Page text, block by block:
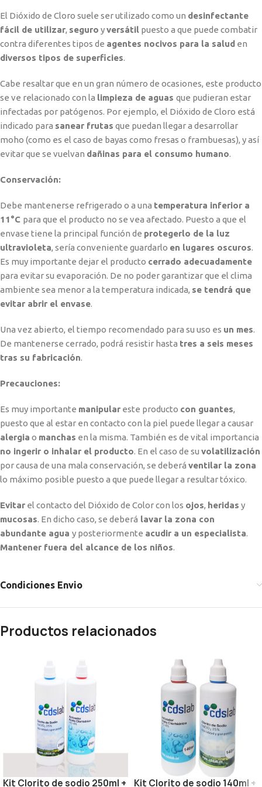
El Dióxido de Cloro suele ser utilizado como un desinfectante
fácil de utilizar, seguro yversátil puesto a que puede combatir
contra diferentes tipos de agentes nocivos para la salud en
diversos tipos de superficies.
Cabe resaltar que en un gran número de ocasiones, este producto
se ve relacionado con la limpieza de aguas que pudieran estar
infectadas por patógenos. Por ejemplo, el Dióxido de Cloro está
indicado para sanear frutas que puedan llegar a desarrollar
moho (como es el caso de bayas como fresas o frambuesas), y así
evitar que se vuelvan dañinas para el consumo humano.
Conservación:
Debe mantenerse refrigerado o a una temperatura inferior a
11°C para que el producto no se vea afectado. Puesto a que el
envase tiene la principal función de protegerlo de la luz
ultravioleta, sería conveniente guardarlo en lugares oscuros.
Es muy importante dejar el producto cerrado adecuadamente
para evitar su evaporación. De no poder garantizar que el clima
ambiente sea menor a la temperatura indicada, se tendrá que
evitar abrir el envase.
Una vez abierto, el tiempo recomendado para su uso es un mes.
De mantenerse cerrado, podrá resistir hasta tres a seis meses
tras su fabricación.
Precauciones:
Es muy importante manipular este producto con guantes,
puesto que al estar en contacto con la piel puede llegar a causar
alergia o manchas en la misma. También es de vital importancia
no ingerir o inhalar el producto. En el caso de su volatilización
por causa de una mala conservación, se deberá ventilar la zona
lo máximo posible puesto a que puede llegar a resultar tóxico.
Evitar el contacto del Dióxido de Color con los ojos, heridas y
mucosas. En dicho caso, se deberá lavar la zona con
abundante agua y posteriormente acudir a un especialista.
Mantener fuera del alcance de los niños.
Condiciones Envio
Productos relacionados
Kit Clorito de sodio 250ml +
Kit Clorito de sodio 140ml +